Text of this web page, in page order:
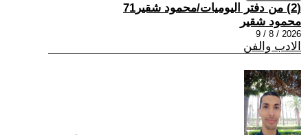
(2) من دفتر اليوميات/محمود شقير71
محمود شقير
2026 / 8 / 9
الادب والفن